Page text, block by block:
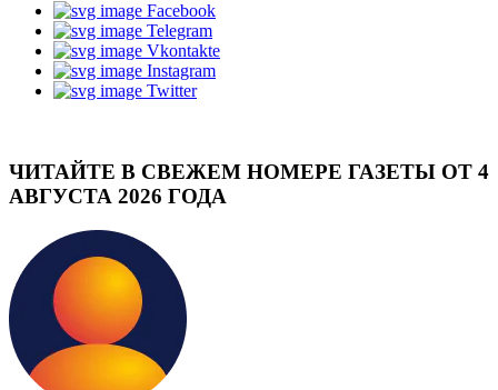
Facebook
Telegram
Vkontakte
Instagram
Twitter
ЧИТАЙТЕ В СВЕЖЕМ НОМЕРЕ ГАЗЕТЫ ОТ 4
АВГУСТА 2026 ГОДА